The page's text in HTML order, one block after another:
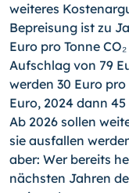
weiteres
Bepreisung ist zu
Euro pro Tonne
Aufschlag von 79
werden 30 Euro pro
Euro, 2024 dann
Ab 2026 sollen
sie ausfallen
aber: Wer bereits
nächsten Jahren